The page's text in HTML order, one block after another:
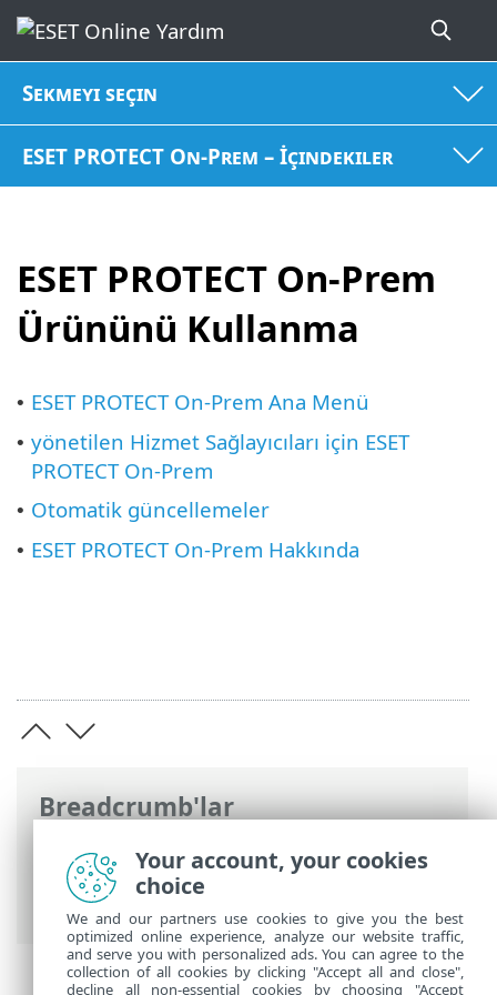
Sekmeyi seçin
ESET PROTECT On-Prem – İçindekiler
ESET PROTECT On-Prem
Ürününü Kullanma
Breadcrumb'lar
ESET Online Yardım>ESET PROTECT On-
Prem>ESET PROTECT On-Prem Ürününü
Kullanma
• ESET PROTECT On-Prem Ana Menü
• yönetilen Hizmet Sağlayıcıları için ESET
PROTECT On-Prem
• Otomatik güncellemeler
• ESET PROTECT On-Prem Hakkında
Your account, your cookies
choice
We and our partners use cookies to give you the best
optimized online experience, analyze our website traffic,
and serve you with personalized ads. You can agree to the
collection of all cookies by clicking "Accept all and close",
decline all non-essential cookies by choosing "Accept